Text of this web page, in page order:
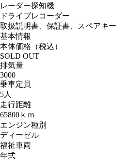
レーダー探知機
ドライブレコーダー
取扱説明書、保証書、スペアキー
基本情報
本体価格（税込）
SOLD OUT
排気量
3000
乗車定員
5人
走行距離
65800ｋｍ
エンジン種別
ディーゼル
福祉車両
年式